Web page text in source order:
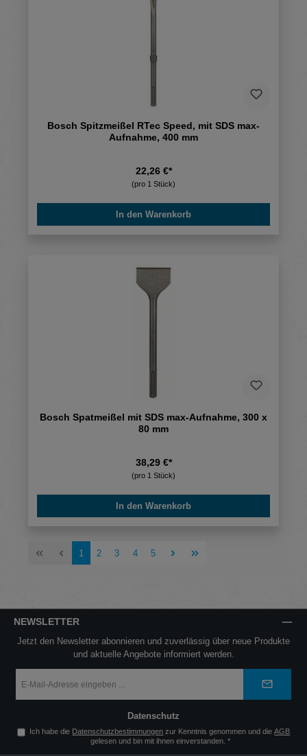
Bosch Spitzmeißel RTec Speed, mit SDS max-
Aufnahme, 400 mm
22,26 €*
(pro 1 Stück)
In den Warenkorb
Bosch Spatmeißel mit SDS max-Aufnahme, 300 x
80 mm
38,29 €*
(pro 1 Stück)
In den Warenkorb
Seite
1 Seite
2 Seite
3 Seite
4 Seite
5
NEWSLETTER
Jetzt den Newsletter abonnieren und zuverlässig über neue Produkte
und aktuelle Angebote informiert werden.
Mail-
*
Datenschutz
Ich habe die Datenschutzbestimmungen zur Kenntnis genommen und dieAGB
gelesen und bin mit ihnen einverstanden. *